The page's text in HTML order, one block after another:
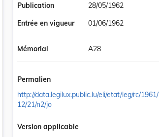
Publication
28/05/1962
Entrée en vigueur
01/06/1962
Mémorial A28
Permalien
http://data.legilux.public.lu/eli/etat/leg/rc/1961/
12/21/n2/jo
Version applicable